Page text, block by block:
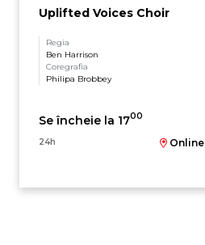
Uplifted Voices Choir
Regia
Ben Harrison
Coregrafia
Philipa Brobbey
Se încheie la 1700
24h Online